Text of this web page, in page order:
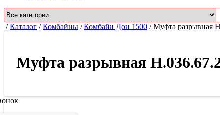
/Каталог /Комбайны /Комбайн Дон 1500 /Муфта разрывная
Муфта разрывная